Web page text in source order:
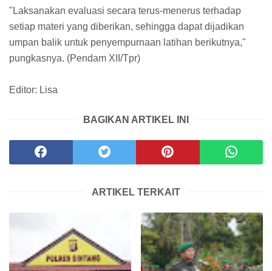
"Laksanakan evaluasi secara terus-menerus terhadap
setiap materi yang diberikan, sehingga dapat dijadikan
umpan balik untuk penyempurnaan latihan berikutnya,"
pungkasnya. (Pendam XII/Tpr)
Editor: Lisa
BAGIKAN ARTIKEL INI
ARTIKEL TERKAIT